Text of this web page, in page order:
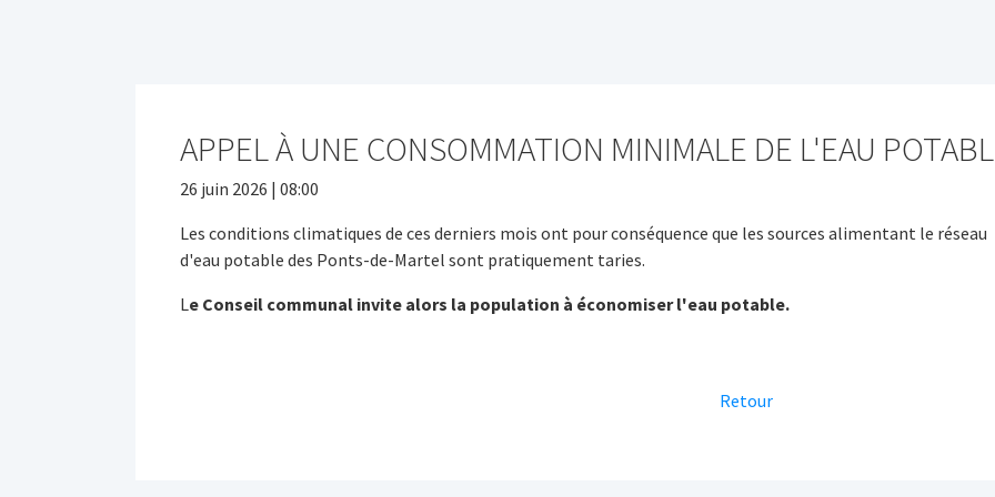
APPEL À UNE CONSOMMATION MINIMALE DE L'EAU
26 juin 2026 | 08:00
Les conditions climatiques de ces derniers mois ont pour conséquence que les sources alimentant le réseau
d'eau potable des Ponts-de-Martel sont pratiquement taries.
Le Conseil communal invite alors la population à économiser l'eau potable.
Retour